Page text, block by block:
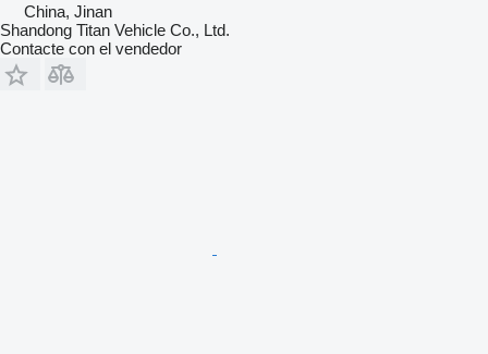
China, Jinan
Shandong Titan Vehicle Co., Ltd.
Contacte con el vendedor